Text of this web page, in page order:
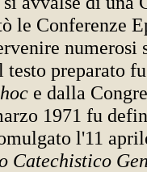
le Conferenze
numerosi
preparato
e dalla
1971 fu
l'11
Catechistico